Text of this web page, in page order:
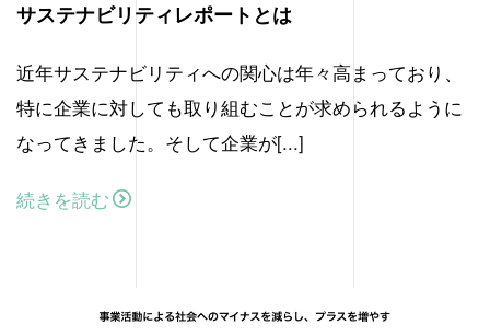
サステナビリティレポートとは
近年サステナビリティへの関心は年々高まっており、
特に企業に対しても取り組むことが求められるように
なってきました。そして企業が[...]
続きを読む